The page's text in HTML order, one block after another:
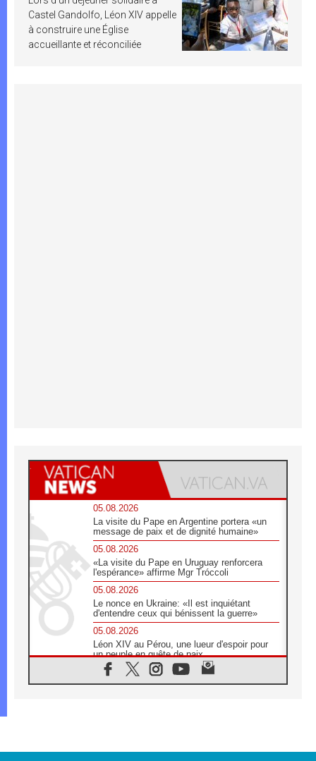
Castel Gandolfo, Léon XIV appelle
à construire une Église
accueillante et réconciliée
05.08.2026
La visite du Pape en Argentine portera «un
message de paix et de dignité humaine»
05.08.2026
«La visite du Pape en Uruguay renforcera
l'espérance» affirme Mgr Tróccoli
05.08.2026
Le nonce en Ukraine: «Il est inquiétant
d'entendre ceux qui bénissent la guerre»
05.08.2026
Léon XIV au Pérou, une lueur d'espoir pour
un peuple en quête de paix
05.08.2026
SCEAM: L'Église en Afrique vers